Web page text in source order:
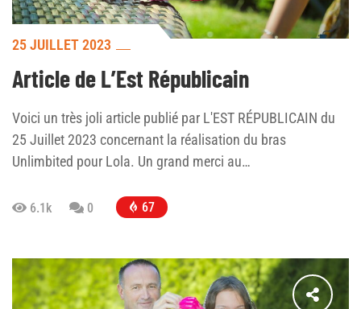
25 JUILLET 2023
Article de L’Est Républicain
Voici un très joli article publié par L'EST RÉPUBLICAIN du
25 Juillet 2023 concernant la réalisation du bras
Unlimbited pour Lola. Un grand merci au…
6.1k 0 67